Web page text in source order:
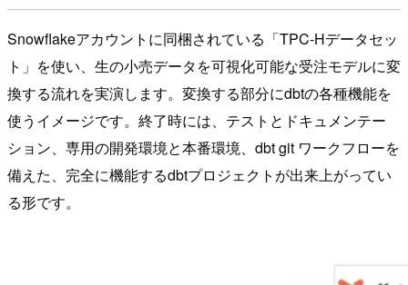
Snowflakeアカウントに同梱されている「TPC-Hデータセッ
ト」を使い、生の小売データを可視化可能な受注モデルに変
換する流れを実演します。変換する部分にdbtの各種機能を
使うイメージです。終了時には、テストとドキュメンテー
ション、専用の開発環境と本番環境、dbt git ワークフローを
備えた、完全に機能するdbtプロジェクトが出来上がってい
る形です。